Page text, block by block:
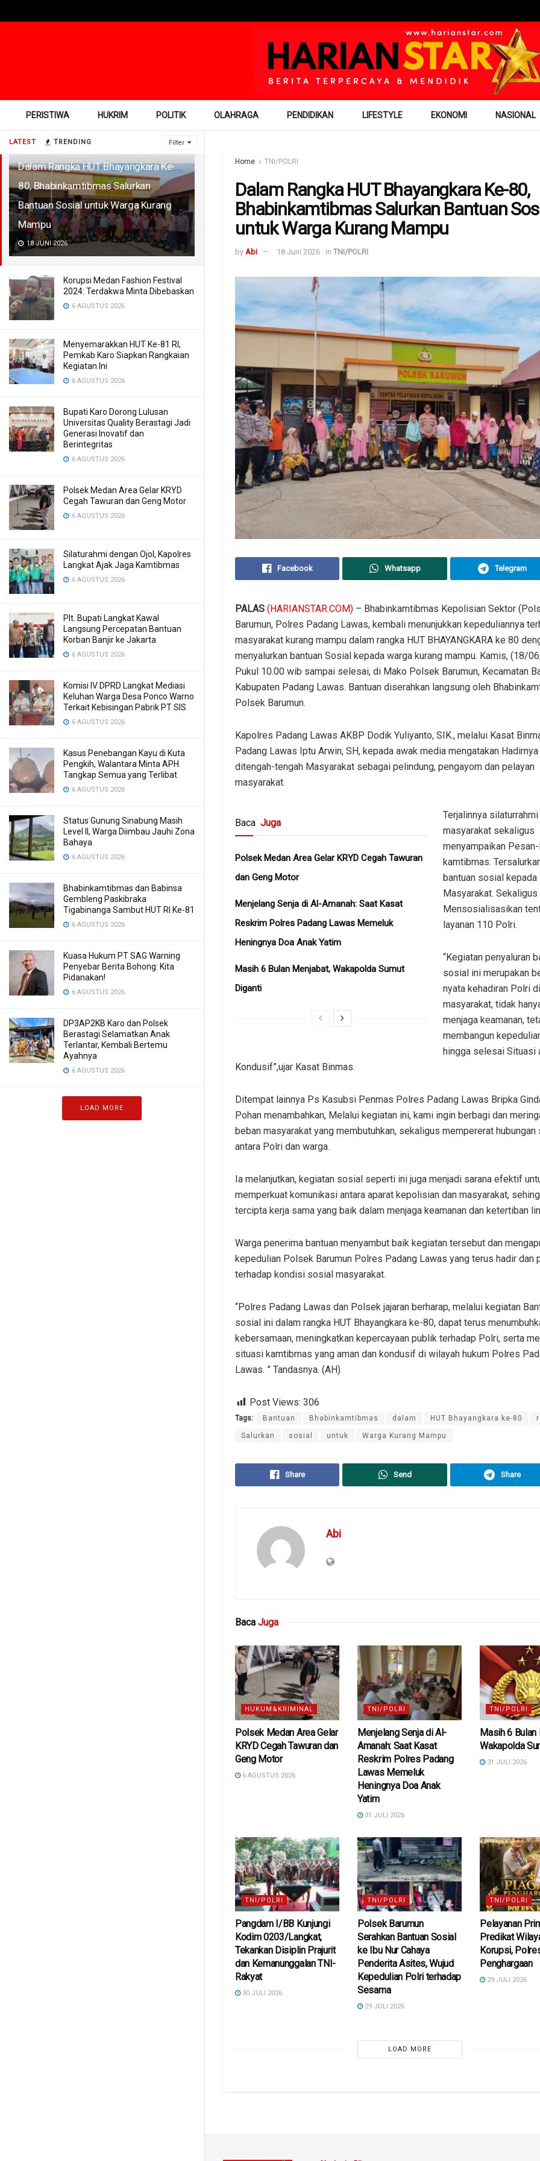
LATEST TRENDING Filter
Dalam Rangka HUT Bhayangkara Ke-
80, Bhabinkamtibmas Salurkan
Bantuan Sosial untuk Warga Kurang
Mampu
18 JUNI 2026
Korupsi Medan Fashion Festival
2024: Terdakwa Minta Dibebaskan
6 AGUSTUS 2026
Menyemarakkan HUT Ke-81 RI,
Pemkab Karo Siapkan Rangkaian
Kegiatan Ini
6 AGUSTUS 2026
Bupati Karo Dorong Lulusan
Universitas Quality Berastagi Jadi
Generasi Inovatif dan
Berintegritas
6 AGUSTUS 2026
Polsek Medan Area Gelar KRYD
Cegah Tawuran dan Geng Motor
6 AGUSTUS 2026
Silaturahmi dengan Ojol, Kapolres
Langkat Ajak Jaga Kamtibmas
6 AGUSTUS 2026
Plt. Bupati Langkat Kawal
Langsung Percepatan Bantuan
Korban Banjir ke Jakarta
6 AGUSTUS 2026
Komisi IV DPRD Langkat Mediasi
Keluhan Warga Desa Ponco Warno
Terkait Kebisingan Pabrik PT SIS
6 AGUSTUS 2026
Kasus Penebangan Kayu di Kuta
Pengkih, Walantara Minta APH
Tangkap Semua yang Terlibat
6 AGUSTUS 2026
Status Gunung Sinabung Masih
Level II, Warga Diimbau Jauhi Zona
Bahaya
6 AGUSTUS 2026
Bhabinkamtibmas dan Babinsa
Gembleng Paskibraka
Tigabinanga Sambut HUT RI Ke-81
6 AGUSTUS 2026
Kuasa Hukum PT SAG Warning
Penyebar Berita Bohong: Kita
Pidanakan!
6 AGUSTUS 2026
DP3AP2KB Karo dan Polsek
Berastagi Selamatkan Anak
Terlantar, Kembali Bertemu
Ayahnya
6 AGUSTUS 2026
LOAD MORE
PERISTIWA HUKRIM POLITIK OLAHRAGA PENDIDIKAN LIFESTYLE EKONOMI NASIONAL
Home TNI/POLRI
Dalam Rangka HUT Bhayangkara Ke-80,
Bhabinkamtibmas Salurkan Bantuan
untuk Warga Kurang Mampu
by Abi 18 Juni 2026 in TNI/POLRI
Facebook Whatsapp Telegram
PALAS (HARIANSTAR.COM) – Bhabinkamtibmas Kepolisian Sektor
Barumun, Polres Padang Lawas, kembali menunjukkan kepeduliannya
masyarakat kurang mampu dalam rangka HUT BHAYANGKARA ke 80
menyalurkan bantuan Sosial kepada warga kurang mampu. Kamis, (18/
Pukul 10.00 wib sampai selesai, di Mako Polsek Barumun, Kecamatan
Kabupaten Padang Lawas. Bantuan diserahkan langsung oleh
Polsek Barumun.
Kapolres Padang Lawas AKBP Dodik Yuliyanto, SIK., melalui Kasat
Padang Lawas Iptu Arwin, SH, kepada awak media mengatakan
ditengah-tengah Masyarakat sebagai pelindung, pengayom dan pelayan
masyarakat.
Baca Juga
Polsek Medan Area Gelar KRYD Cegah Tawuran
dan Geng Motor
Menjelang Senja di Al-Amanah: Saat Kasat
Reskrim Polres Padang Lawas Memeluk
Heningnya Doa Anak Yatim
Masih 6 Bulan Menjabat, Wakapolda Sumut
Diganti
Terjalinnya
masyarakat sekaligus
menyampaikan
kamtibmas.
bantuan sosial kepada
Masyarakat. Sekaligus
Mensosialisasikan
layanan 110 Polri.
“Kegiatan penyaluran
sosial ini merupakan
nyata kehadiran Polri
masyarakat, tidak
menjaga keamanan,
membangun
hingga selesai Situasi
Kondusif”,ujar Kasat Binmas.
Ditempat lainnya Ps Kasubsi Penmas Polres Padang Lawas Bripka
Pohan menambahkan, Melalui kegiatan ini, kami ingin berbagi dan
beban masyarakat yang membutuhkan, sekaligus mempererat hubungan
antara Polri dan warga.
Ia melanjutkan, kegiatan sosial seperti ini juga menjadi sarana efektif
memperkuat komunikasi antara aparat kepolisian dan masyarakat,
tercipta kerja sama yang baik dalam menjaga keamanan dan ketertiban
Warga penerima bantuan menyambut baik kegiatan tersebut dan
kepedulian Polsek Barumun Polres Padang Lawas yang terus hadir dan
terhadap kondisi sosial masyarakat.
“Polres Padang Lawas dan Polsek jajaran berharap, melalui kegiatan
sosial ini dalam rangka HUT Bhayangkara ke-80, dapat terus
kebersamaan, meningkatkan kepercayaan publik terhadap Polri, serta
situasi kamtibmas yang aman dan kondusif di wilayah hukum Polres
Lawas. ” Tandasnya. (AH)
Post Views: 306
Tags: Bantuan Bhabinkamtibmas dalam HUT Bhayangkara ke-80
Salurkan sosial untuk Warga Kurang Mampu
Share Send Share
Abi
Baca Juga
HUKUM&KRIMINAL
Polsek Medan Area Gelar
KRYD Cegah Tawuran dan
Geng Motor
6 AGUSTUS 2026
TNI/POLRI
Menjelang Senja di Al-
Amanah: Saat Kasat
Reskrim Polres Padang
Lawas Memeluk
Heningnya Doa Anak
Yatim
31 JULI 2026
TNI/POLRI
Masih 6 Bulan
Wakapolda
31 JULI 2026
TNI/POLRI
Pangdam I/BB Kunjungi
Kodim 0203/Langkat,
Tekankan Disiplin Prajurit
dan Kemanunggalan TNI-
Rakyat
30 JULI 2026
TNI/POLRI
Polsek Barumun
Serahkan Bantuan Sosial
ke Ibu Nur Cahaya
Penderita Asites, Wujud
Kepedulian Polri terhadap
Sesama
29 JULI 2026
TNI/POLRI
Pelayanan
Predikat
Korupsi,
Penghargaan
29 JULI 2026
LOAD MORE